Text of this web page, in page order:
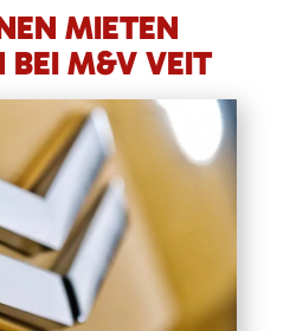
MIETEN
BEI M&V VEIT